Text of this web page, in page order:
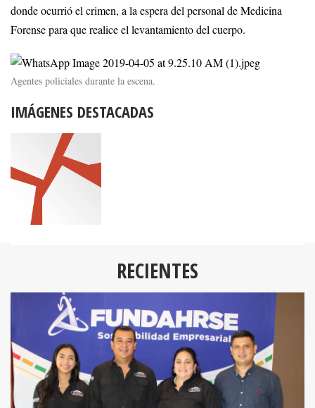
donde ocurrió el crimen, a la espera del personal de Medicina
Forense para que realice el levantamiento del cuerpo.
Agentes policiales durante la escena.
IMÁGENES DESTACADAS
RECIENTES